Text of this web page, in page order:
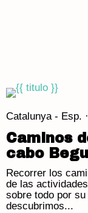
Catalunya - Esp. ·
Caminos
cabo
Recorrer los
de las
sobre todo por
descubrimos...